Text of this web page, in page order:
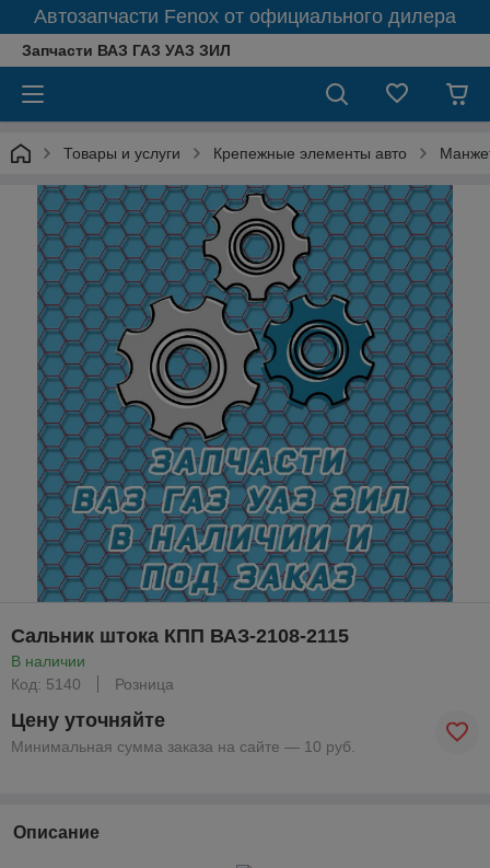
Автозапчасти Fenox от официального дилера
Запчасти ВАЗ ГАЗ УАЗ ЗИЛ
Товары и услуги Крепежные элементы авто
Сальник штока КПП ВАЗ-2108-2115
В наличии
Код: 5140
Розница
Цену уточняйте
Минимальная сумма заказа на сайте — 10 руб.
Описание